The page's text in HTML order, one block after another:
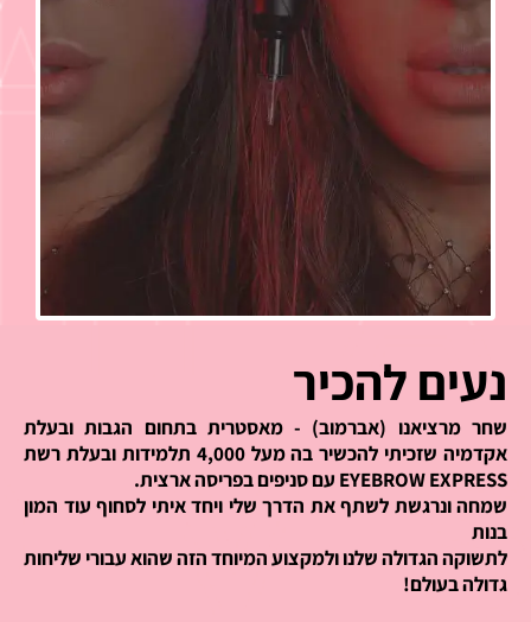
נעים להכיר
שחר מרציאנו (אברמוב) - מאסטרית בתחום הגבות ובעלת
אקדמיה שזכיתי להכשיר בה
מעל 4,000 תלמידות ובעלת רשת
EYEBROW EXPRESS עם סניפים בפריסה ארצית.
שמחה ונרגשת לשתף את הדרך שלי ויחד איתי לסחוף עוד המון
בנות
לתשוקה הגדולה שלנו ולמקצוע המיוחד הזה שהוא עבורי שליחות
גדולה בעולם!